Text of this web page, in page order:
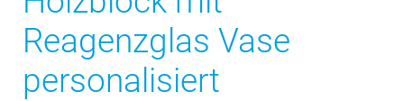
Reagenzglas Vase
personalisiert